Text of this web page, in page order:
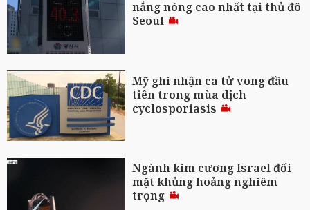
nắng nóng cao nhất tại thủ đô
Seoul
Mỹ ghi nhận ca tử vong đầu
tiên trong mùa dịch
cyclosporiasis
Ngành kim cương Israel đối
mặt khủng hoảng nghiêm
trọng